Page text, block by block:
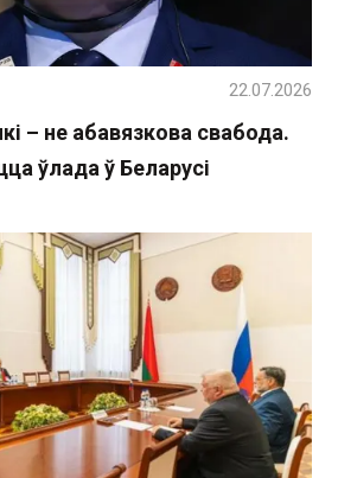
– не абавязкова свабода.
ўлада ў Беларусі
22.07.2026